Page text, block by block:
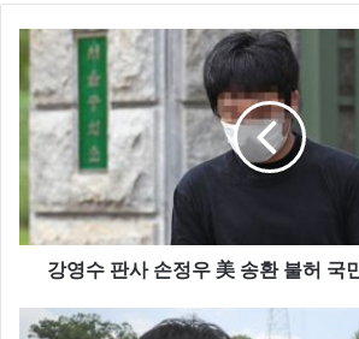
강영수 판사 손정우 美 송환 불허 국